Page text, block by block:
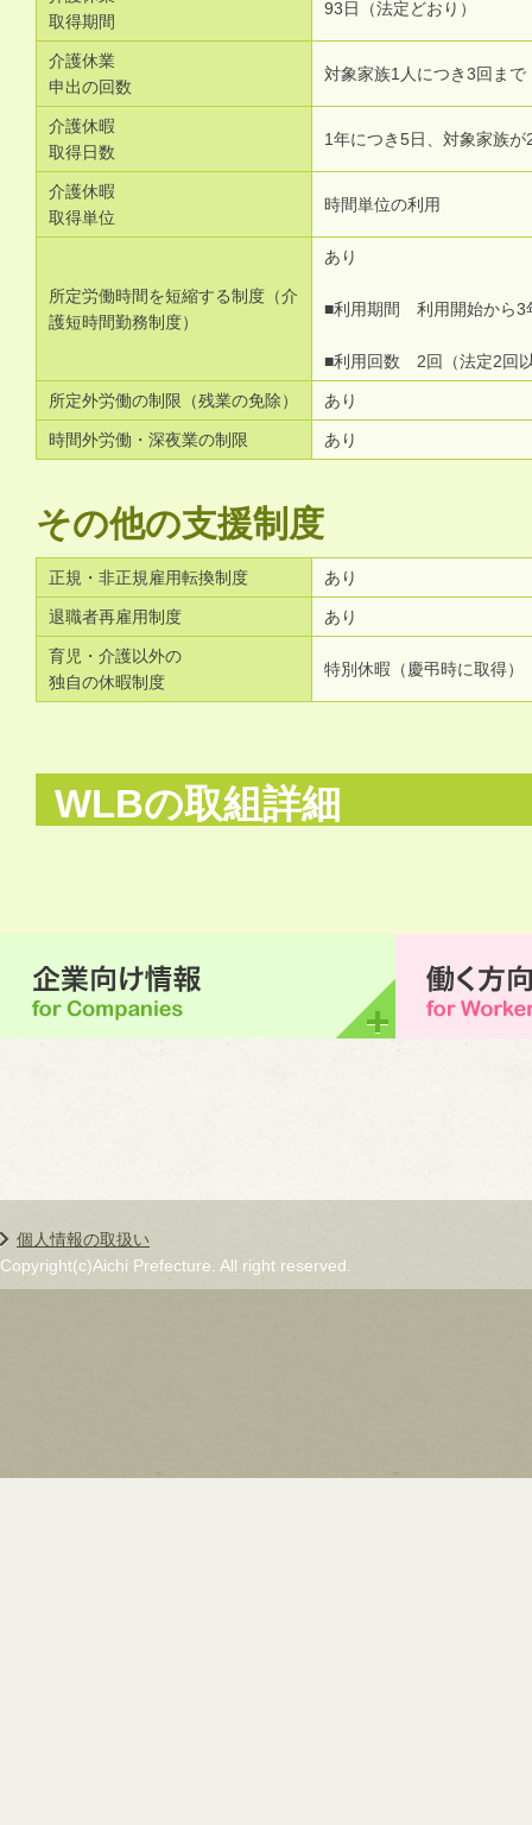
取得期間
93日（法定どおり）
介護休業
申出の回数
対象家族1人につき3回まで
介護休暇
取得日数
1年につき5日、対象家族
介護休暇
取得単位
時間単位の利用
所定労働時間を短縮する制度（介
護短時間勤務制度）
あり
■利用期間 利用開始から3
■利用回数 2回（法定2回
所定外労働の制限（残業の免除） あり
時間外労働・深夜業の制限 あり
その他の支援制度
正規・非正規雇用転換制度 あり
退職者再雇用制度 あり
育児・介護以外の
独自の休暇制度
特別休暇（慶弔時に取得）
WLBの取組詳細
個人情報の取扱い
Copyright(c)Aichi Prefecture. All right reserved.